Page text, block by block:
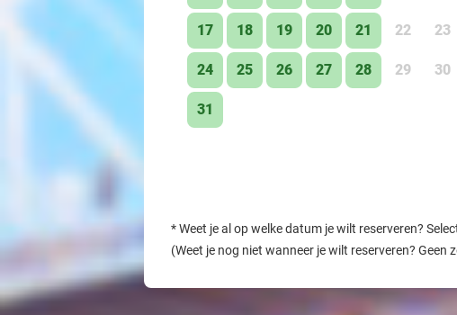
17 18 19 20 21 22 23
24 25 26 27 28 29 30
31
*Weet je al op welke datum je wilt reserveren?
(Weet je nog niet wanneer je wilt reserveren? Geen